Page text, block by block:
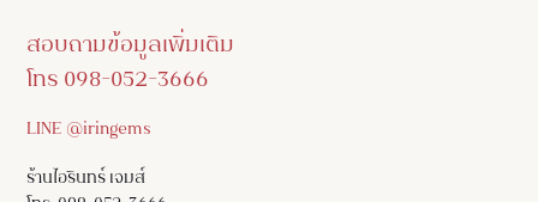
สอบถามข้อมูลเพิ่มเติม
โทร 098-052-3666
LINE @iringems
ร้านไอรินทร์ เจมส์